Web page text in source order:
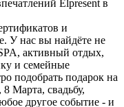
Elpresent в
и
У нас вы найдёте не
активный отдых,
и семейные
подобрать подарок на
Марта, свадьбу,
другое событие - и